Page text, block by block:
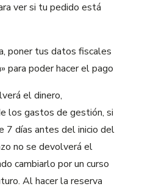
ver si tu pedido está
poner tus datos fiscales
para poder hacer el pago
el dinero,
los gastos de gestión, si
7 días antes del inicio del
no se devolverá el
cambiarlo por un curso
Al hacer la reserva